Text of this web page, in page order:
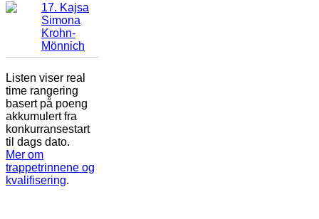
17. Kajsa
Simona
Krohn-
Mönnich
Listen viser real
time rangering
basert på poeng
akkumulert fra
konkurransestart
til dags dato.
Mer om
trappetrinnene og
kvalifisering.